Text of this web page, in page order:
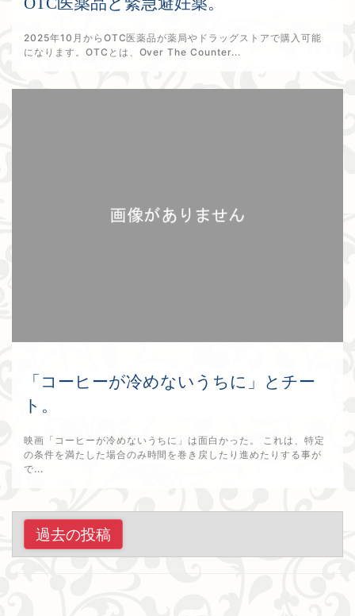
2025年10月からOTC医薬品が薬局やドラッグストアで購入可能
になります。OTCとは、Over The Counter...
「コーヒーが冷めないうちに」とチー
ト。
映画「コーヒーが冷めないうちに」は面白かった。 これは、特定
の条件を満たした場合のみ時間を巻き戻したり進めたりする事が
で...
投
稿
過去の投稿